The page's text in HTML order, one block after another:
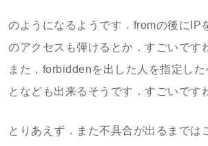
のようになるようです．fromの後にIP
のアクセスも弾けるとか．すごいです
また，forbiddenを出した人を指定した
となども出来るそうです．すごいです
とりあえず．また不具合が出るまでは